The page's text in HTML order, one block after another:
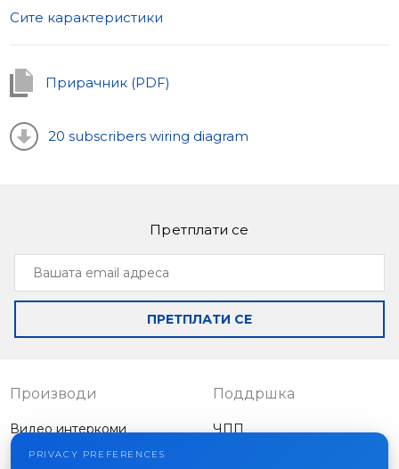
Сите карактеристики
Прирачник (PDF)
20 subscribers wiring diagram
Претплати се
Вашата
email
адреса
ПРЕТПЛАТИ СЕ
Производи
Видео интеркоми
Надворешни панели
Поддршка
ЧПП
PRIVACY PREFERENCES